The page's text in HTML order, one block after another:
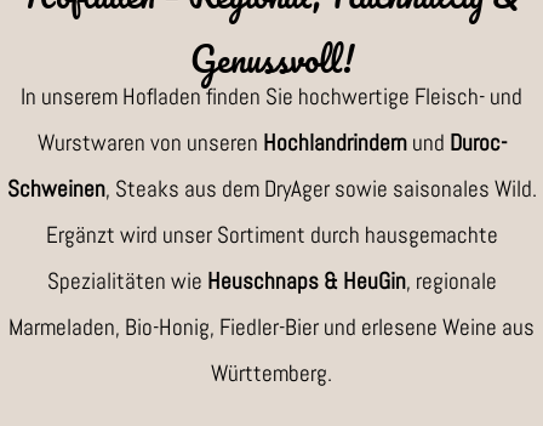
Genussvoll!
In unserem Hofladen finden Sie hochwertige Fleisch- und
Wurstwaren von unseren Hochlandrindernund Duroc-
Schweinen, Steaks aus dem DryAger sowie saisonales Wild.
Ergänzt wird unser Sortiment durch hausgemachte
Spezialitäten wie Heuschnaps & HeuGin, regionale
Marmeladen, Bio-Honig, Fiedler-Bier und erlesene Weine aus
Württemberg.